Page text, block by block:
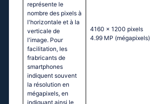
représente le
nombre des pixels à
l'horizontale et à la
verticale de
l'image. Pour
facilitation, les
frabricants de
smartphones
indiquent souvent
la résolution en
mégapixels, en
indiquant ainsi le
4160 x 1200 pixels
4.99 MP (mégapixels)